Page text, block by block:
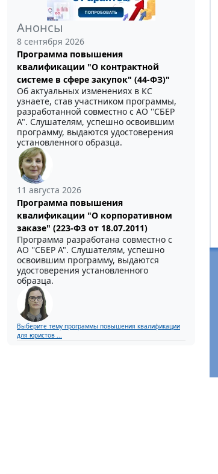
Анонсы
8 сентября 2026
Программа повышения
квалификации "О контрактной
системе в сфере закупок" (44-ФЗ)"
Об актуальных изменениях в КС
узнаете, став участником программы,
разработанной совместно с АО ''СБЕР
А". Слушателям, успешно освоившим
программу, выдаются удостоверения
установленного образца.
11 августа 2026
Программа повышения
квалификации "О корпоративном
заказе" (223-ФЗ от 18.07.2011)
Программа разработана совместно с
АО ''СБЕР А". Слушателям, успешно
освоившим программу, выдаются
удостоверения установленного
образца.
Выберите тему программы повышения квалификации
для юристов ...